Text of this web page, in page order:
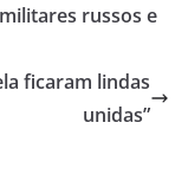
russos e
ficaram lindas
unidas”